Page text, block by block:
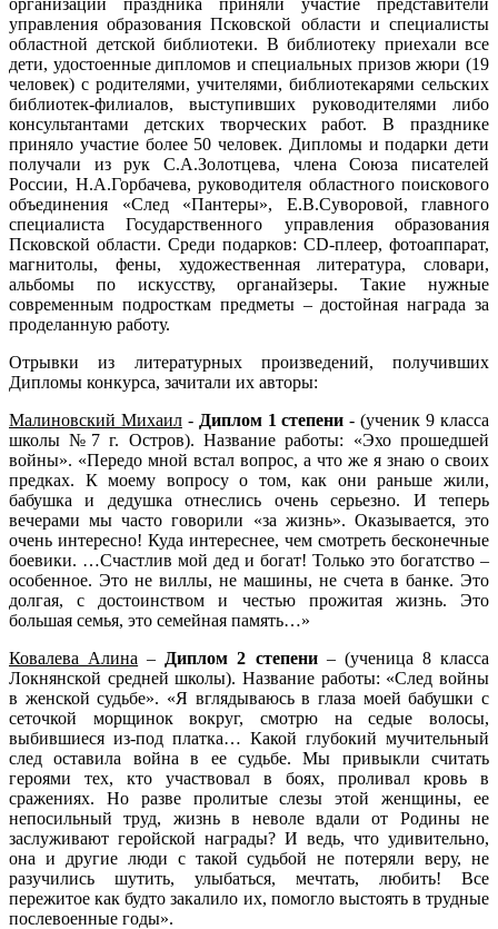
управления образования Псковской области и специалисты
областной детской библиотеки. В библиотеку приехали все
дети, удостоенные дипломов и специальных призов жюри (19
человек) с родителями, учителями, библиотекарями сельских
библиотек-филиалов, выступивших руководителями либо
консультантами детских творческих работ. В празднике
приняло участие более 50 человек. Дипломы и подарки дети
получали из рук С.А.Золотцева, члена Союза писателей
России, Н.А.Горбачева, руководителя областного поискового
объединения «След «Пантеры», Е.В.Суворовой, главного
специалиста Государственного управления образования
Псковской области. Среди подарков: CD-плеер, фотоаппарат,
магнитолы, фены, художественная литература, словари,
альбомы по искусству, органайзеры. Такие нужные
современным подросткам предметы – достойная награда за
проделанную работу.
Отрывки из литературных произведений, получивших
Дипломы конкурса, зачитали их авторы:
Малиновский Михаил- Диплом 1 степени - (ученик 9 класса
школы №7 г. Остров). Название работы: «Эхо прошедшей
войны». «Передо мной встал вопрос, а что же я знаю о своих
предках. К моему вопросу о том, как они раньше жили,
бабушка и дедушка отнеслись очень серьезно. И теперь
вечерами мы часто говорили «за жизнь». Оказывается, это
очень интересно! Куда интереснее, чем смотреть бесконечные
боевики. …Счастлив мой дед и богат! Только это богатство –
особенное. Это не виллы, не машины, не счета в банке. Это
долгая, с достоинством и честью прожитая жизнь. Это
большая семья, это семейная память…»
Ковалева Алина – Диплом 2 степени– (ученица 8 класса
Локнянской средней школы). Название работы: «След войны
в женской судьбе». «Я вглядываюсь в глаза моей бабушки с
сеточкой морщинок вокруг, смотрю на седые волосы,
выбившиеся из-под платка… Какой глубокий мучительный
след оставила война в ее судьбе. Мы привыкли считать
героями тех, кто участвовал в боях, проливал кровь в
сражениях. Но разве пролитые слезы этой женщины, ее
непосильный труд, жизнь в неволе вдали от Родины не
заслуживают геройской награды? И ведь, что удивительно,
она и другие люди с такой судьбой не потеряли веру, не
разучились шутить, улыбаться, мечтать, любить! Все
пережитое как будто закалило их, помогло выстоять в трудные
послевоенные годы».